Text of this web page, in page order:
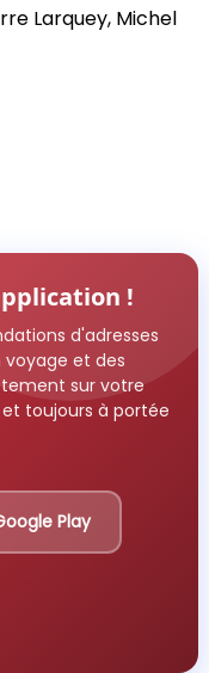
Larquey, Michel
!
d'adresses
et des
sur votre
toujours à portée
Play